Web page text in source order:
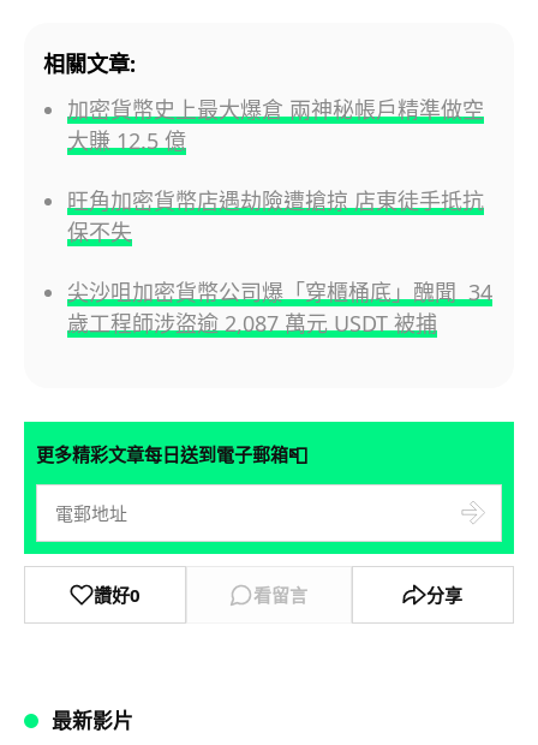
相關文章:
加密貨幣史上最大爆倉 兩神秘帳戶精準做空
大賺 12.5 億
旺角加密貨幣店遇劫險遭搶掠 店東徒手抵抗
保不失
尖沙咀加密貨幣公司爆「穿櫃桶底」醜聞 34
歲工程師涉盜逾 2,087 萬元 USDT 被捕
更多精彩文章每日送到電子郵箱📮
讚好0 看留言 分享
最新影片